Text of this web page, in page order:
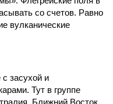
со счетов. Равно
вулканические
засухой и
Тут в группе
Ближний Восток,